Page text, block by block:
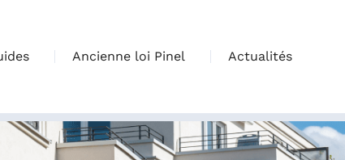
Ancienne loi Pinel Actualités